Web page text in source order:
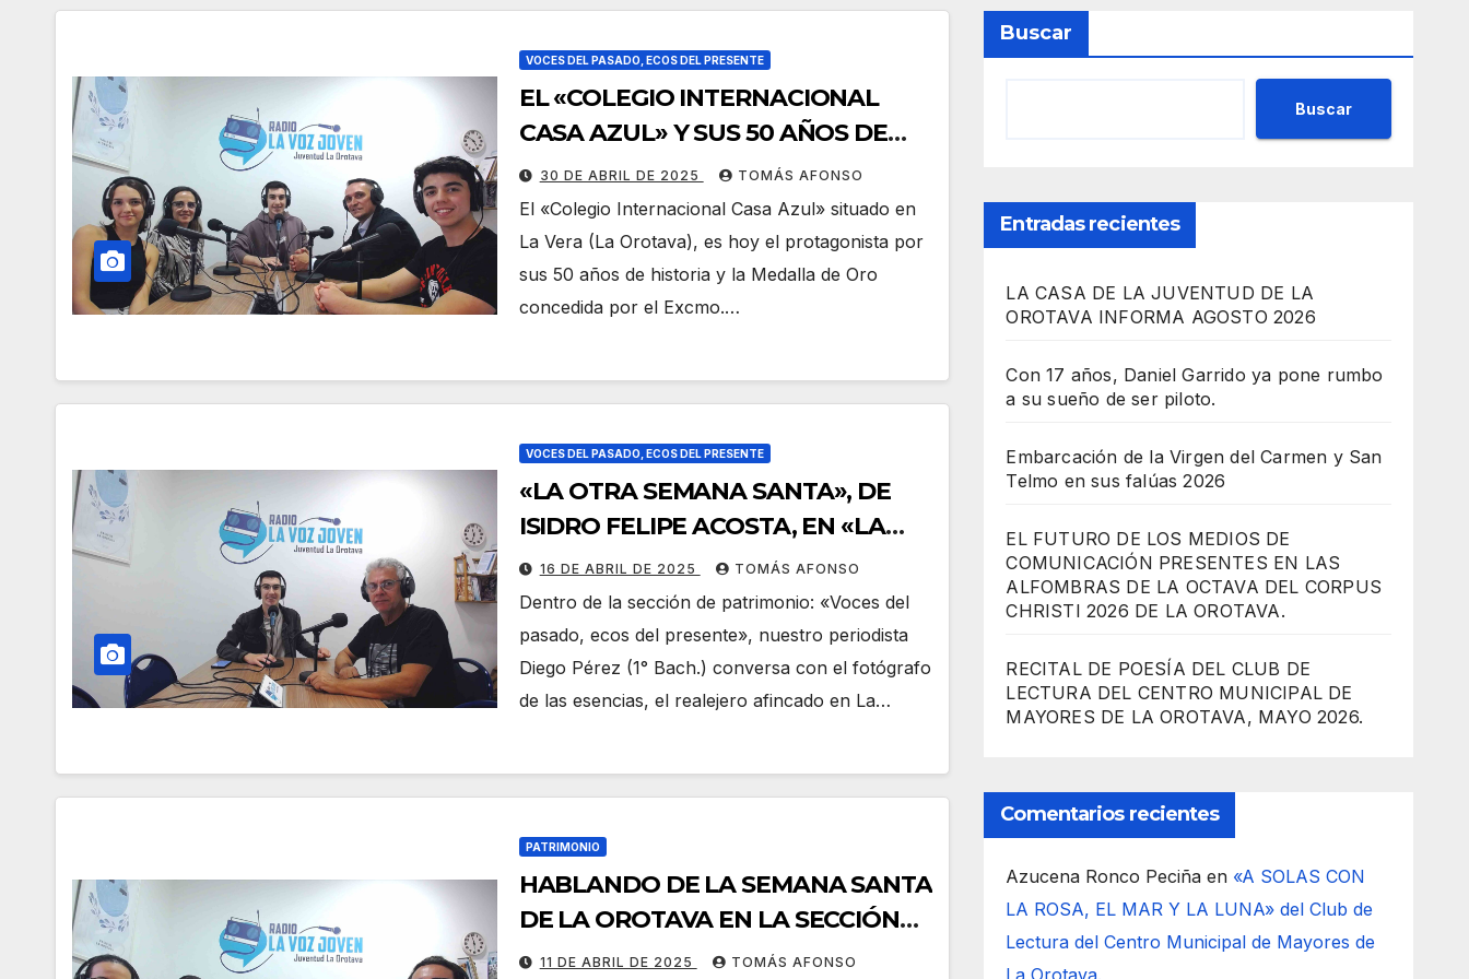
VOCES DEL PASADO, ECOS DEL PRESENTE
EL «COLEGIO INTERNACIONAL
CASA AZUL» Y SUS 50 AÑOS DE
HISTORIA, EN «LA VOZ JOVEN»
30 DE ABRIL DE 2025 TOMÁS AFONSO
El «Colegio Internacional Casa Azul» situado en
La Vera (La Orotava), es hoy el protagonista por
sus 50 años de historia y la Medalla de Oro
concedida por el Excmo.…
VOCES DEL PASADO, ECOS DEL PRESENTE
«LA OTRA SEMANA SANTA», DE
ISIDRO FELIPE ACOSTA, EN «LA
VOZ JOVEN», CON DIEGO PÉREZ.
16 DE ABRIL DE 2025 TOMÁS AFONSO
Dentro de la sección de patrimonio: «Voces del
pasado, ecos del presente», nuestro periodista
Diego Pérez (1° Bach.) conversa con el fotógrafo
de las esencias, el realejero afincado en La…
PATRIMONIO
HABLANDO DE LA SEMANA SANTA
DE LA OROTAVA EN LA SECCIÓN
DE PATRIMONIO: «VOCES DEL
11 DE ABRIL DE 2025 TOMÁS AFONSO
Buscar
Buscar
Entradas recientes
LA CASA DE LA JUVENTUD DE LA
OROTAVA INFORMA AGOSTO 2026
Con 17 años, Daniel Garrido ya pone rumbo
a su sueño de ser piloto.
Embarcación de la Virgen del Carmen y San
Telmo en sus falúas 2026
EL FUTURO DE LOS MEDIOS DE
COMUNICACIÓN PRESENTES EN LAS
ALFOMBRAS DE LA OCTAVA DEL CORPUS
CHRISTI 2026 DE LA OROTAVA.
RECITAL DE POESÍA DEL CLUB DE
LECTURA DEL CENTRO MUNICIPAL DE
MAYORES DE LA OROTAVA, MAYO 2026.
Comentarios recientes
Azucena Ronco Peciña en «A SOLAS CON
LA ROSA, EL MAR Y LA LUNA» del Club de
Lectura del Centro Municipal de Mayores de
La Orotava.